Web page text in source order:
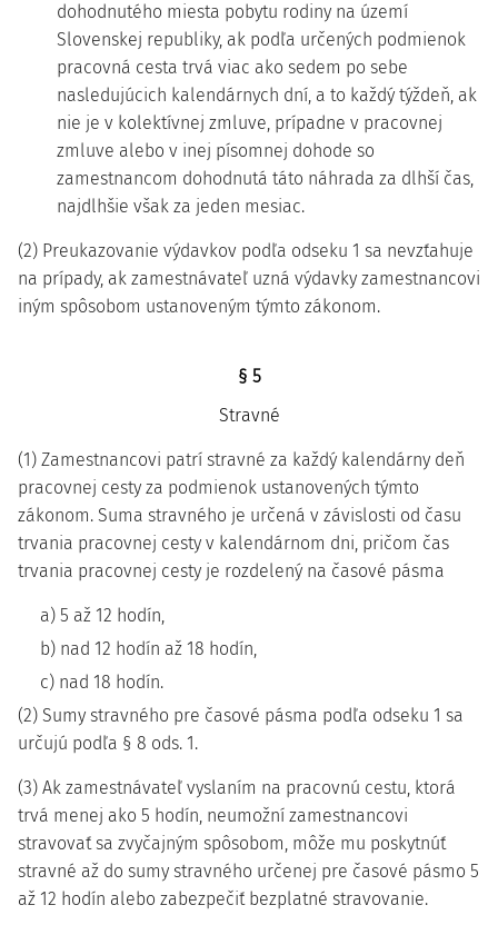
dohodnutého miesta pobytu rodiny na území
Slovenskej republiky, ak podľa určených podmienok
pracovná cesta trvá viac ako sedem po sebe
nasledujúcich kalendárnych dní, a to každý týždeň, ak
nie je v kolektívnej zmluve, prípadne v pracovnej
zmluve alebo v inej písomnej dohode so
zamestnancom dohodnutá táto náhrada za dlhší čas,
najdlhšie však za jeden mesiac.
(2) Preukazovanie výdavkov podľa odseku 1 sa nevzťahuje
na prípady, ak zamestnávateľ uzná výdavky zamestnancovi
iným spôsobom ustanoveným týmto zákonom.
§ 5
Stravné
(1) Zamestnancovi patrí stravné za každý kalendárny deň
pracovnej cesty za podmienok ustanovených týmto
zákonom. Suma stravného je určená v závislosti od času
trvania pracovnej cesty v kalendárnom dni, pričom čas
trvania pracovnej cesty je rozdelený na časové pásma
a) 5 až 12 hodín,
b) nad 12 hodín až 18 hodín,
c) nad 18 hodín.
(2) Sumy stravného pre časové pásma podľa odseku 1 sa
určujú podľa § 8 ods. 1.
(3) Ak zamestnávateľ vyslaním na pracovnú cestu, ktorá
trvá menej ako 5 hodín, neumožní zamestnancovi
stravovať sa zvyčajným spôsobom, môže mu poskytnúť
stravné až do sumy stravného určenej pre časové pásmo 5
až 12 hodín alebo zabezpečiť bezplatné stravovanie.